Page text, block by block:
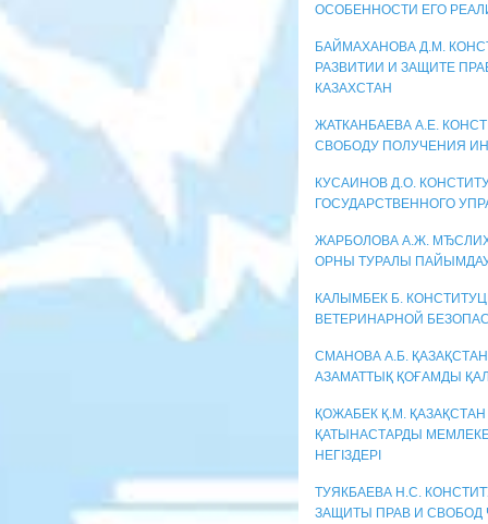
ОСОБЕННОСТИ ЕГО
БАЙМАХАНОВА Д.М.
РАЗВИТИИ И ЗАЩИТЕ
КАЗАХСТАН
ЖАТКАНБАЕВА А.Е.
СВОБОДУ ПОЛУЧЕНИЯ
КУСАИНОВ Д.О.
ГОСУДАРСТВЕННОГО
ЖАРБОЛОВА А.Ж.
ОРНЫ ТУРАЛЫ
КАЛЫМБЕК Б.
ВЕТЕРИНАРНОЙ
СМАНОВА А.Б.
АЗАМАТТЫҚ ҚОҒАМДЫ
ҚОЖАБЕК Қ.М.
ҚАТЫНАСТАРДЫ
НЕГІЗДЕРІ
ТУЯКБАЕВА Н.С.
ЗАЩИТЫ ПРАВ И СВОБОД